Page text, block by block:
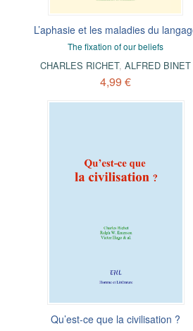
L’aphasie et les maladies du
The fixation of our beliefs
CHARLES RICHET,ALFRED BINET
4,99 €
Qu’est-ce que la civilisation ?